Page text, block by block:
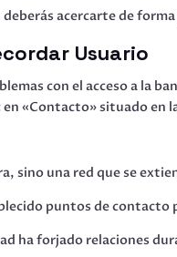
acercarte de
Usuario
con el acceso a la
«Contacto» situado en
sino una red que se
puntos de contacto
ha forjado relaciones